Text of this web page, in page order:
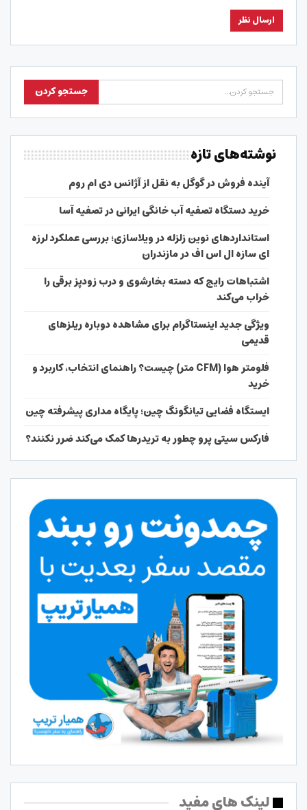
نوشته‌های تازه
آینده فروش در گوگل به نقل از آژانس دی ام روم
خرید دستگاه تصفیه آب خانگی ایرانی در تصفیه آسا
استانداردهای نوین زلزله در ویلاسازی؛ بررسی عملکرد لرزه
ای سازه ال اس اف در مازندران
اشتباهات رایج که دسته بخارشوی و درب زودپز برقی را
خراب می‌کند
ویژگی جدید اینستاگرام برای مشاهده دوباره ریلزهای
قدیمی
فلومتر هوا (CFM متر) چیست؟ راهنمای انتخاب، کاربرد و
خرید
ایستگاه فضایی تیانگونگ چین؛ پایگاه مداری پیشرفته چین
فارکس سیتی پرو چطور به تریدرها کمک می‌کند ضرر نکنند؟
لینک های مفید